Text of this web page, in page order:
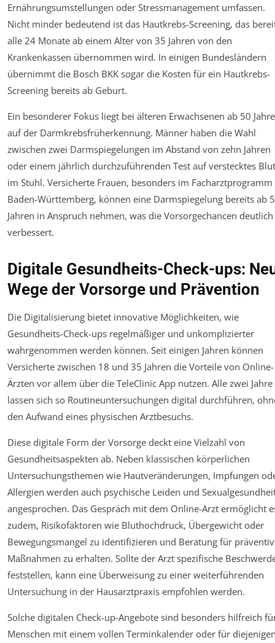
Ernährungsumstellungen oder Stressmanagement umfassen.
Nicht minder bedeutend ist das Hautkrebs-Screening, das
alle 24 Monate ab einem Alter von 35 Jahren von den
Krankenkassen übernommen wird. In einigen Bundesländern
übernimmt die Bosch BKK sogar die Kosten für ein Hautkrebs-
Screening bereits ab Geburt.
Ein besonderer Fokus liegt bei älteren Erwachsenen ab 50
auf der Darmkrebsfrüherkennung. Männer haben die Wahl
zwischen zwei Darmspiegelungen im Abstand von zehn Jahren
oder einem jährlich durchzuführenden Test auf verstecktes Blut
im Stuhl. Versicherte Frauen, besonders im Facharztprogramm
Baden-Württemberg, können eine Darmspiegelung bereits ab
Jahren in Anspruch nehmen, was die Vorsorgechancen deutlich
verbessert.
Digitale Gesundheits-Check-ups:
Wege der Vorsorge und Prävention
Die Digitalisierung bietet innovative Möglichkeiten, wie
Gesundheits-Check-ups regelmäßiger und unkomplizierter
wahrgenommen werden können. Seit einigen Jahren können
Versicherte zwischen 18 und 35 Jahren die Vorteile von Online-
Ärzten vor allem über die TeleClinic App nutzen. Alle zwei Jahre
lassen sich so Routineuntersuchungen digital durchführen,
den Aufwand eines physischen Arztbesuchs.
Diese digitale Form der Vorsorge deckt eine Vielzahl von
Gesundheitsaspekten ab. Neben klassischen körperlichen
Untersuchungsthemen wie Hautveränderungen, Impfungen
Allergien werden auch psychische Leiden und
angesprochen. Das Gespräch mit dem Online-Arzt ermöglicht
zudem, Risikofaktoren wie Bluthochdruck, Übergewicht oder
Bewegungsmangel zu identifizieren und Beratung für
Maßnahmen zu erhalten. Sollte der Arzt spezifische
feststellen, kann eine Überweisung zu einer weiterführenden
Untersuchung in der Hausarztpraxis empfohlen werden.
Solche digitalen Check-up-Angebote sind besonders hilfreich
Menschen mit einem vollen Terminkalender oder für